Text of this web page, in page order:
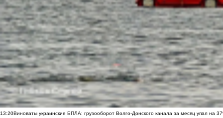
13:20Виноваты украинские БПЛА: грузооборот Волго-Донского канала за месяц упал на